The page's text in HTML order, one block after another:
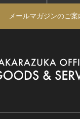
メールマガジンのご案